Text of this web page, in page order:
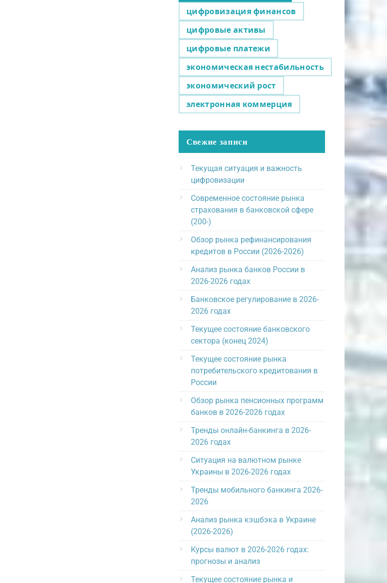
цифровизация финансов
цифровые активы
цифровые платежи
экономическая нестабильность
экономический рост
электронная коммерция
Свежие записи
Текущая ситуация и важность
цифровизации
Современное состояние рынка
страхования в банковской сфере
(200-)
Обзор рынка рефинансирования
кредитов в России (2026-2026)
Анализ рынка банков России в
2026-2026 годах
Банковское регулирование в 2026-
2026 годах
Текущее состояние банковского
сектора (конец 2024)
Текущее состояние рынка
потребительского кредитования в
России
Обзор рынка пенсионных программ
банков в 2026-2026 годах
Тренды онлайн-банкинга в 2026-
2026 годах
Ситуация на валютном рынке
Украины в 2026-2026 годах
Тренды мобильного банкинга 2026-
2026
Анализ рынка кэшбэка в Украине
(2026-2026)
Курсы валют в 2026-2026 годах:
прогнозы и анализ
Текущее состояние рынка и